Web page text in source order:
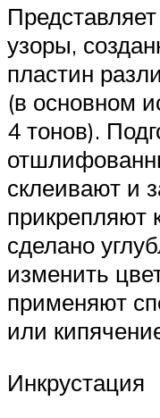
узоры,
пластин
(в основном
4 тонов).
склеивают и
прикрепляют
сделано
изменить
применяют
или
Инкрустация